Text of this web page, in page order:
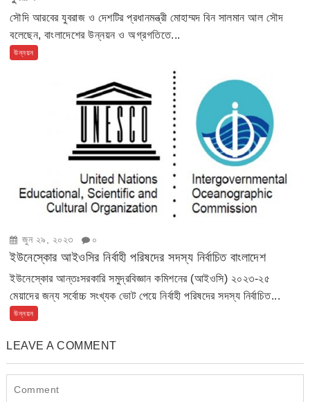
সৌদি আরবের যুবরাজ ও দেশটির প্রধানমন্ত্রী মোহাম্মদ বিন সালমান আল সৌদ
বলেছেন, বাংলাদেশের উন্নয়ন ও অগ্রগতিতে...
উন্নয়ন
জুন ২৯, ২০২৩ ০
ইউনেস্কোর আইওসির নির্বাহী পরিষদের সদস্য নির্বাচিত বাংলাদেশ
ইউনেস্কোর আন্তঃসরকারি সমুদ্রবিজ্ঞান কমিশনের (আইওসি) ২০২৩-২৫
মেয়াদের জন্য সর্বোচ্চ সংখ্যক ভোট পেয়ে নির্বাহী পরিষদের সদস্য নির্বাচিত...
উন্নয়ন
LEAVE A COMMENT